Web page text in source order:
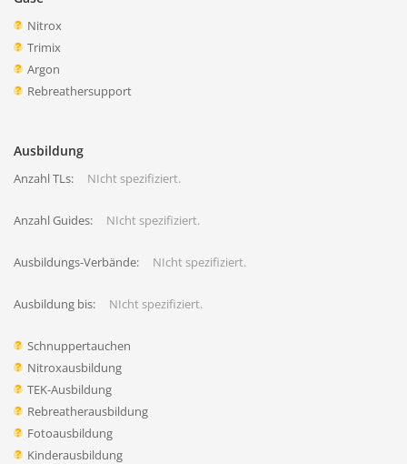
Nitrox
Trimix
Argon
Rebreathersupport
Ausbildung
Anzahl TLs: NIcht spezifiziert.
Anzahl Guides: NIcht spezifiziert.
Ausbildungs-Verbände: NIcht spezifiziert.
Ausbildung bis: NIcht spezifiziert.
Schnuppertauchen
Nitroxausbildung
TEK-Ausbildung
Rebreatherausbildung
Fotoausbildung
Kinderausbildung